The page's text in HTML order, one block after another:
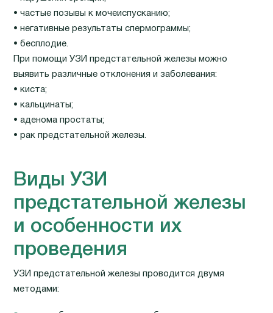
• частые позывы к мочеиспусканию;
• негативные результаты спермограммы;
• бесплодие.
При помощи УЗИ предстательной железы можно
выявить различные отклонения и заболевания:
• киста;
• кальцинаты;
• аденома простаты;
• рак предстательной железы.
Виды УЗИ
предстательной железы
и особенности их
проведения
УЗИ предстательной железы проводится двумя
методами: